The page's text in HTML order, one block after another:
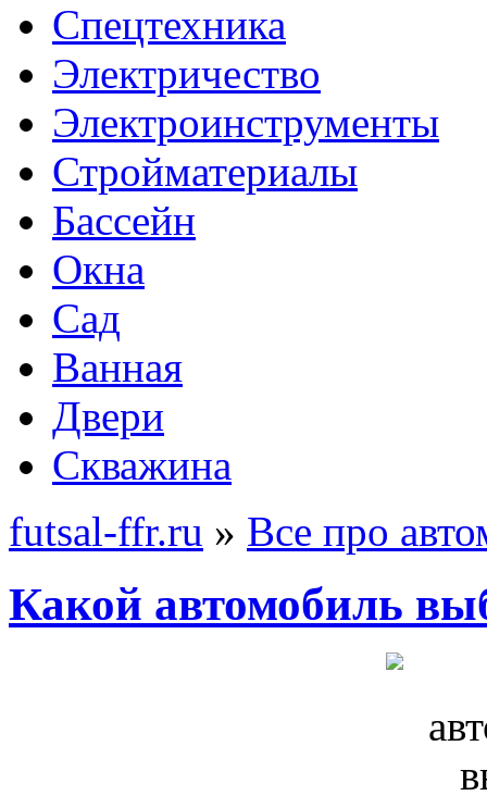
Спецтехника
Электричество
Электроинструменты
Стройматериалы
Бассейн
Окна
Сад
Ванная
Двери
Скважина
futsal-ffr.ru » Все про
Какой автомобиль